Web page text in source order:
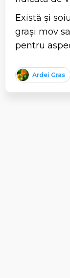
Există și
grași mov
pentru
Ardei Gras